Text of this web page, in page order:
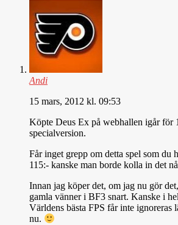
Andi
15 mars, 2012 kl. 09:53
Köpte Deus Ex på webhallen igår för
specialversion.
Får inget grepp om detta spel som du
115:- kanske man borde kolla in det
Innan jag köper det, om jag nu gör
gamla vänner i BF3 snart. Kanske i
Världens bästa FPS får inte ignoreras
nu.